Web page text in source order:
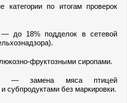
категории по итогам проверок
— до 18% подделок в сетевой
фруктозными сиропами.
— замена мяса птицей
субпродуктами без маркировки.